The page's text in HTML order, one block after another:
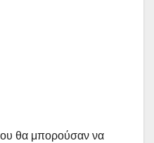
θα μπορούσαν να